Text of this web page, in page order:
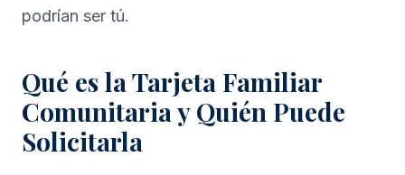
podrían ser tú.
Qué es la Tarjeta Familiar
Comunitaria y Quién Puede
Solicitarla